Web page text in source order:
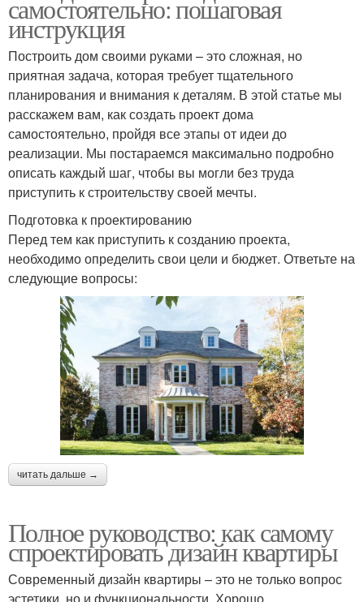
самостоятельно: пошаговая
инструкция
Построить дом своими руками – это сложная, но
приятная задача, которая требует тщательного
планирования и внимания к деталям. В этой статье мы
расскажем вам, как создать проект дома
самостоятельно, пройдя все этапы от идеи до
реализации. Мы постараемся максимально подробно
описать каждый шаг, чтобы вы могли без труда
приступить к строительству своей мечты.
Подготовка к проектированию
Перед тем как приступить к созданию проекта,
необходимо определить свои цели и бюджет. Ответьте на
следующие вопросы:
читать дальше →
Полное руководство: как самому
спроектировать дизайн квартиры
Современный дизайн квартиры – это не только вопрос